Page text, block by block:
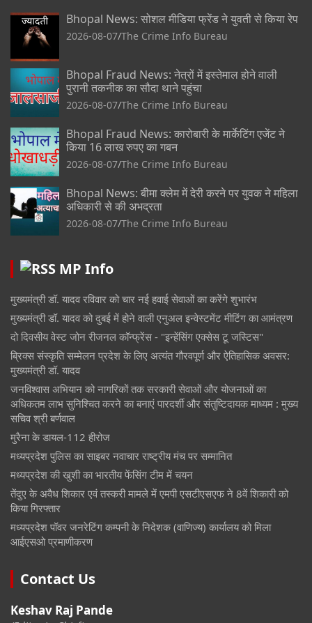
Bhopal News: सोशल मीडिया फ्रेंड ने युवती से किया रेप
2026-08-07 The Crime Info Bureau
Bhopal Fraud News: नेत्रों में इस्तेमाल होने वाली
पुरानी तकनीक का सौदा थाने पहुंचा
2026-08-07 The Crime Info Bureau
Bhopal Fraud News: कारोबारी के मार्केटिंग एजेंट ने
किया 16 लाख रुपए का गबन
2026-08-07 The Crime Info Bureau
Bhopal News: बीमा क्लेम में देरी करने पर युवक ने महिला
अधिकारी से की अभद्रता
2026-08-07 The Crime Info Bureau
MP Info
मुख्यमंत्री डॉ. यादव रविवार को चार नई हवाई सेवाओं का करेंगे शुभारंभ
मुख्यमंत्री डॉ. यादव को दुबई में होने वाली एनुअल इन्वेस्टमेंट मीटिंग का आमंत्रण
दो दिवसीय वेस्ट जोन रीजनल कॉन्फ्रेंस - "इन्हेंसिंग एक्सेस टू जस्टिस"
ब्रिक्स संस्कृति सम्मेलन प्रदेश के लिए अत्यंत गौरवपूर्ण और ऐतिहासिक अवसर:
मुख्यमंत्री डॉ. यादव
जनविश्वास अभियान को नागरिकों तक सरकारी सेवाओं और योजनाओं का
अधिकतम लाभ सुनिश्चित करने का बनाएं पारदर्शी और संतुष्टिदायक माध्यम : मुख्य
सचिव श्री बर्णवाल
मुरैना के डायल-112 हीरोज
मध्यप्रदेश पुलिस का साइबर नवाचार राष्ट्रीय मंच पर सम्मानित
मध्यप्रदेश की खुशी का भारतीय फेंसिंग टीम में चयन
तेंदुए के अवैध शिकार एवं तस्करी मामले में एमपी एसटीएसएफ ने 8वें शिकारी को
किया गिरफ्तार
मध्यप्रदेश पॉवर जनरेटिंग कम्पनी के निदेशक (वाणिज्य) कार्यालय को मिला
आईएसओ प्रमाणीकरण
Contact Us
Keshav Raj Pande